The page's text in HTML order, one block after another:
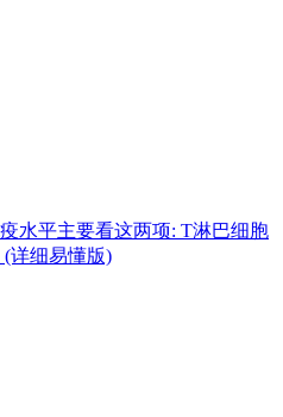
水平主要看这两项: T淋巴细胞
(详细易懂版)